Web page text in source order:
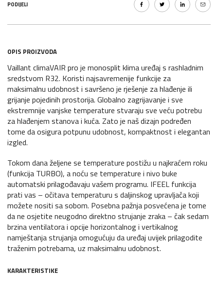
PODIJELI
OPIS PROIZVODA
Vaillant climaVAIR pro je monosplit klima uređaj s rashladnim
sredstvom R32. Koristi najsavremenije funkcije za
maksimalnu udobnost i savršeno je rješenje za hlađenje ili
grijanje pojedinih prostorija. Globalno zagrijavanje i sve
ekstremnije vanjske temperature stvaraju sve veću potrebu
za hlađenjem stanova i kuća. Zato je naš dizajn podređen
tome da osigura potpunu udobnost, kompaktnost i elegantan
izgled.
Tokom dana željene se temperature postižu u najkraćem roku
(funkcija TURBO), a noću se temperature i nivo buke
automatski prilagođavaju vašem programu. IFEEL funkcija
prati vas – očitava temperaturu s daljinskog upravljača koji
možete nositi sa sobom. Posebna pažnja posvećena je tome
da ne osjetite neugodno direktno strujanje zraka – čak sedam
brzina ventilatora i opcije horizontalnog i vertikalnog
namještanja strujanja omogućuju da uređaj uvijek prilagodite
traženim potrebama, uz maksimalnu udobnost.
KARAKTERISTIKE